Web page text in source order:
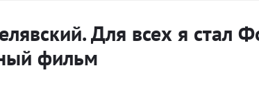
Для всех я стал
фильм